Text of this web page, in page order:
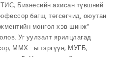
Бизнесийн ахисан түвшний
багш, төгсөгчид, оюутан
монгол хэв шинж”
Уг уулзалт ярилцлагад
ММХ -ы тэргүүн, МУГБ,